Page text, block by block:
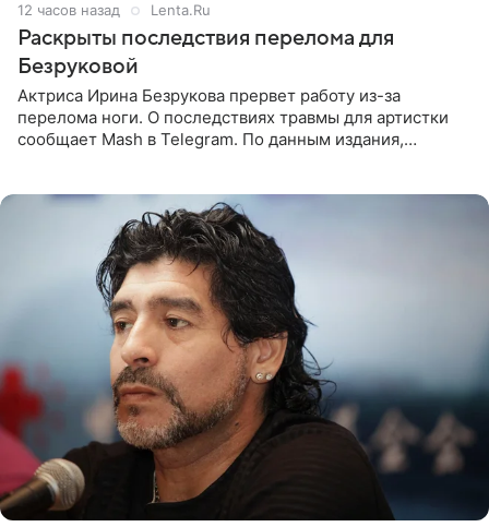
12 часов назад Lenta.Ru
Раскрыты последствия перелома для
Безруковой
Актриса Ирина Безрукова прервет работу из-за
перелома ноги. О последствиях травмы для артистки
сообщает Mash в Telegram. По данным издания,